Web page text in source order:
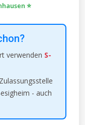
⭐
verwenden S-
- auch